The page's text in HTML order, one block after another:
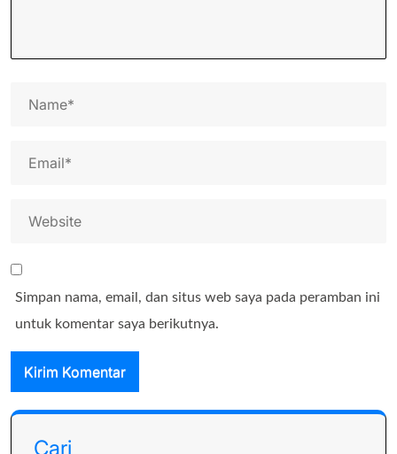
Simpan nama, email, dan situs web saya pada peramban ini
untuk komentar saya berikutnya.
Cari